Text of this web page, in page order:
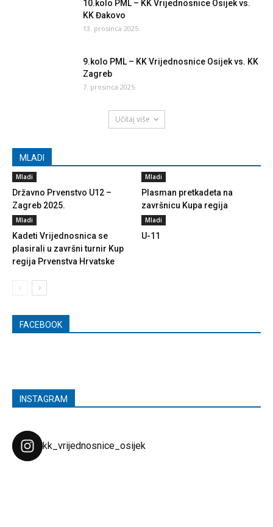
10.kolo PML – KK Vrijednosnice Osijek vs.
KK Đakovo
13. prosinca 2025.
9.kolo PML – KK Vrijednosnice Osijek vs. KK
Zagreb
7. prosinca 2025.
Učitaj više
MLADI
Mladi
Državno Prvenstvo U12 –
Zagreb 2025.
Mladi
Plasman pretkadeta na
završnicu Kupa regija
Mladi
Kadeti Vrijednosnica se
plasirali u završni turnir Kup
regija Prvenstva Hrvatske
Mladi
U-11
FACEBOOK
INSTAGRAM
kk_vrijednosnice_osijek